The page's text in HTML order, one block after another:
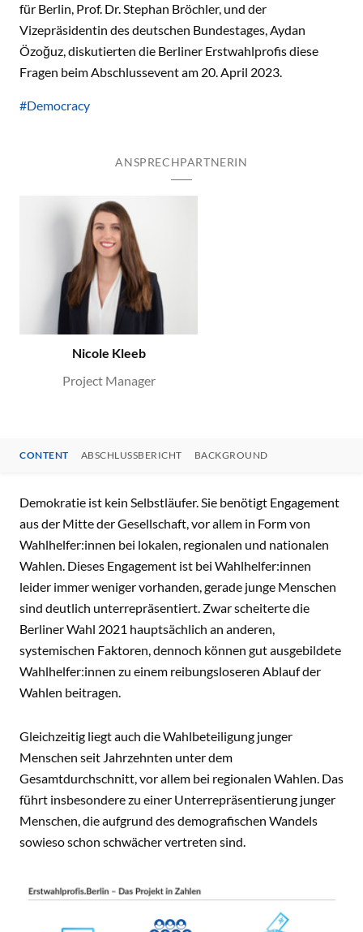
für Berlin, Prof. Dr. Stephan Bröchler, und der
Vizepräsidentin des deutschen Bundestages, Aydan
Özoğuz, diskutierten die Berliner Erstwahlprofis diese
Fragen beim Abschlussevent am 20. April 2023.
#Democracy
ANSPRECHPARTNERIN
Nicole Kleeb
Project Manager
CONTENT ABSCHLUSSBERICHT BACKGROUND
CONTENT
Demokratie ist kein Selbstläufer. Sie benötigt Engagement
aus der Mitte der Gesellschaft, vor allem in Form von
Wahlhelfer:innen bei lokalen, regionalen und nationalen
Wahlen. Dieses Engagement ist bei Wahlhelfer:innen
leider immer weniger vorhanden, gerade junge Menschen
sind deutlich unterrepräsentiert. Zwar scheiterte die
Berliner Wahl 2021 hauptsächlich an anderen,
systemischen Faktoren, dennoch können gut ausgebildete
Wahlhelfer:innen zu einem reibungsloseren Ablauf der
Wahlen beitragen.
Gleichzeitig liegt auch die Wahlbeteiligung junger
Menschen seit Jahrzehnten unter dem
Gesamtdurchschnitt, vor allem bei regionalen Wahlen. Das
führt insbesondere zu einer Unterrepräsentierung junger
Menschen, die aufgrund des demografischen Wandels
sowieso schon schwächer vertreten sind.